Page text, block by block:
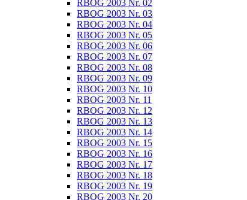
RBOG 2003 Nr. 02
RBOG 2003 Nr. 03
RBOG 2003 Nr. 04
RBOG 2003 Nr. 05
RBOG 2003 Nr. 06
RBOG 2003 Nr. 07
RBOG 2003 Nr. 08
RBOG 2003 Nr. 09
RBOG 2003 Nr. 10
RBOG 2003 Nr. 11
RBOG 2003 Nr. 12
RBOG 2003 Nr. 13
RBOG 2003 Nr. 14
RBOG 2003 Nr. 15
RBOG 2003 Nr. 16
RBOG 2003 Nr. 17
RBOG 2003 Nr. 18
RBOG 2003 Nr. 19
RBOG 2003 Nr. 20